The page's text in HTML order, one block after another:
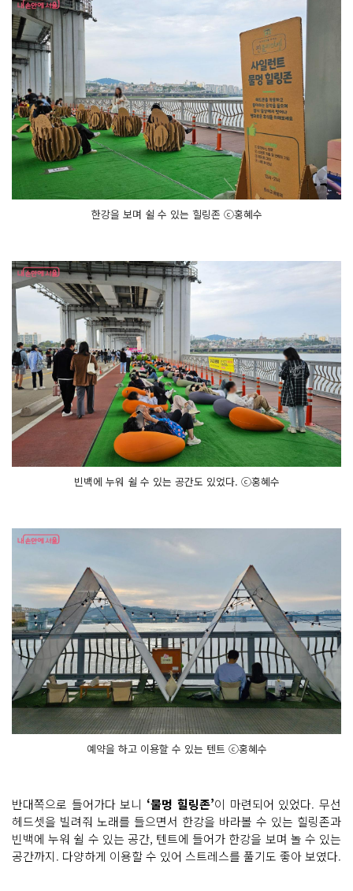
한강을 보며 쉴 수 있는 힐링존 ⓒ홍혜수
빈백에 누워 쉴 수 있는 공간도 있었다. ⓒ홍혜수
예약을 하고 이용할 수 있는 텐트 ⓒ홍혜수
반대쪽으로 들어가다 보니 ‘물멍 힐링존’이 마련되어 있었다. 무선
헤드셋을 빌려줘 노래를 들으면서 한강을 바라볼 수 있는 힐링존과
빈백에 누워 쉴 수 있는 공간, 텐트에 들어가 한강을 보며 놀 수 있는
공간까지. 다양하게 이용할 수 있어 스트레스를 풀기도 좋아 보였다.